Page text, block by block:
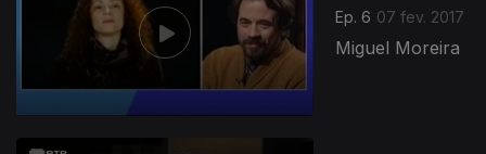
Ep. 6 07 fev. 2017
Miguel Moreira
270152